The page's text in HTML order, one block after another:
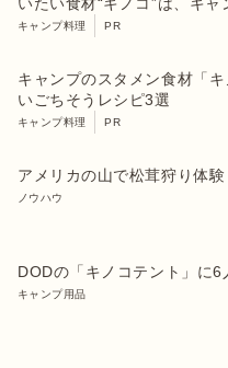
いたい食材“キノコ”は、キ
キャンプ料理 PR
キャンプのスタメン食材「
いごちそうレシピ3選
キャンプ料理 PR
アメリカの山で松茸狩り体
ノウハウ
DODの「キノコテント」に6
キャンプ用品